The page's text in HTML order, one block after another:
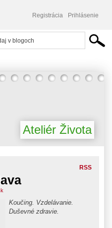
Registrácia Prihlásenie
Ateliér Života
RSS
Koučing. Vzdelávanie.
Duševné zdravie.